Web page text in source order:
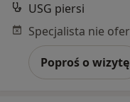
USG piersi
Poproś o wizytę